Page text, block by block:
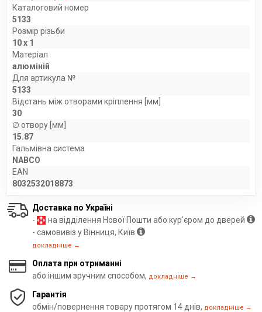
Каталоговий номер
5133
Розмір різьби
10 x 1
Матеріал
алюміній
Для артикула №
5133
Відстань між отворами кріплення [мм]
30
∅ отвору [мм]
15.87
Гальмівна система
NABCO
EAN
8032532018873
Доставка по Україні
-
на відділення Нової Пошти або кур'єром до дверей
- самовивіз у Вінниця, Київ
докладніше →
Оплата при отриманні
або іншим зручним способом, докладніше →
Гарантія
обмін/повернення товару протягом 14 днів, докладніше →